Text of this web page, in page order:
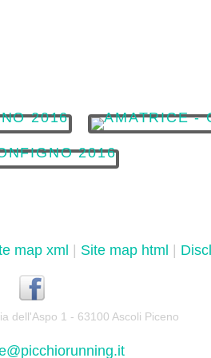
map xml Site map html
dell'Aspo 1 - 63100 Ascoli Piceno